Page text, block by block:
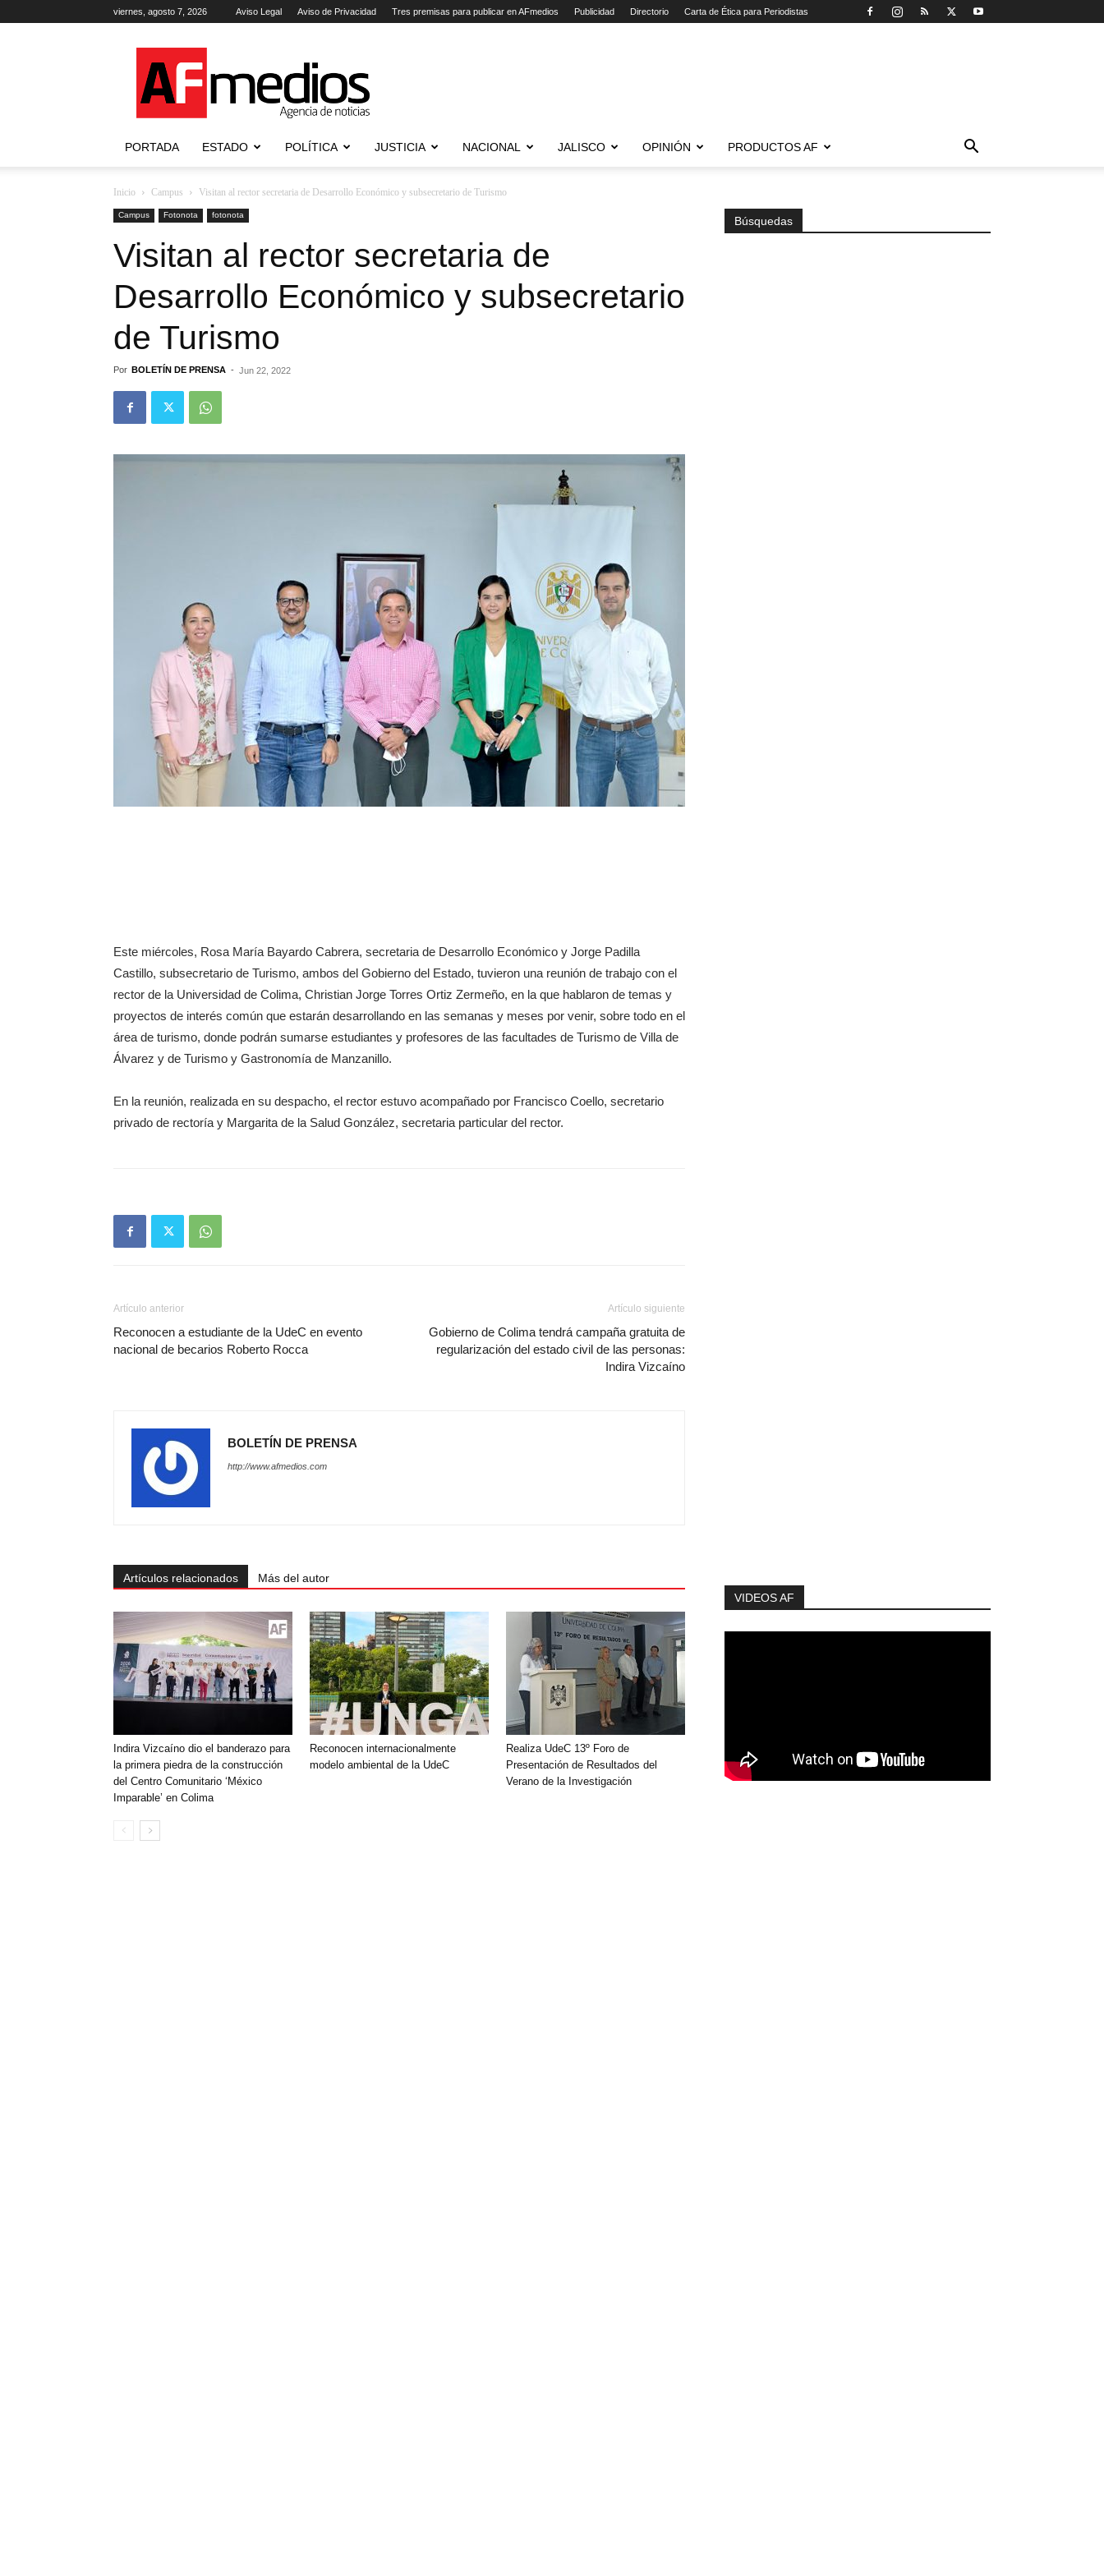
viernes, agosto 7, 2026 Aviso Legal Aviso de Privacidad Tres premisas para publicar en AFmedios Publicidad Directorio Carta de Ética para Periodistas
Agencia
de
Noticias
PORTADA ESTADO POLÍTICA JUSTICIA NACIONAL JALISCO OPINIÓN PRODUCTOS AF
Inicio Campus Visitan al rector secretaria de Desarrollo Económico y subsecretario de Turismo
Campus Fotonota fotonota
Visitan al rector secretaria de
Desarrollo Económico y subsecretario
de Turismo
Por BOLETÍN DE PRENSA - Jun 22, 2022
Este miércoles, Rosa María Bayardo Cabrera, secretaria de Desarrollo Económico y Jorge Padilla
Castillo, subsecretario de Turismo, ambos del Gobierno del Estado, tuvieron una reunión de trabajo con el
rector de la Universidad de Colima, Christian Jorge Torres Ortiz Zermeño, en la que hablaron de temas y
proyectos de interés común que estarán desarrollando en las semanas y meses por venir, sobre todo en el
área de turismo, donde podrán sumarse estudiantes y profesores de las facultades de Turismo de Villa de
Álvarez y de Turismo y Gastronomía de Manzanillo.
En la reunión, realizada en su despacho, el rector estuvo acompañado por Francisco Coello, secretario
privado de rectoría y Margarita de la Salud González, secretaria particular del rector.
Artículo anterior
Reconocen a estudiante de la UdeC en evento
nacional de becarios Roberto Rocca
Artículo siguiente
Gobierno de Colima tendrá campaña gratuita de
regularización del estado civil de las personas:
Indira Vizcaíno
BOLETÍN DE PRENSA
http://www.afmedios.com
Artículos relacionados Más del autor
Indira Vizcaíno dio el banderazo para
la primera piedra de la construcción
del Centro Comunitario ‘México
Imparable’ en Colima
Reconocen internacionalmente
modelo ambiental de la UdeC
Realiza UdeC 13º Foro de
Presentación de Resultados del
Verano de la Investigación
Búsquedas
VIDEOS AF